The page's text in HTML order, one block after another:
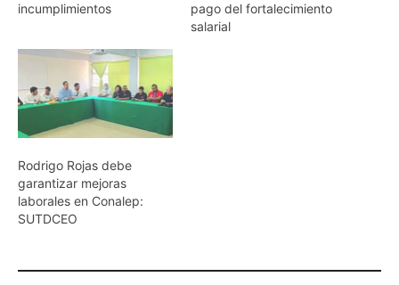
incumplimientos
pago del fortalecimiento
salarial
Rodrigo Rojas debe
garantizar mejoras
laborales en Conalep:
SUTDCEO